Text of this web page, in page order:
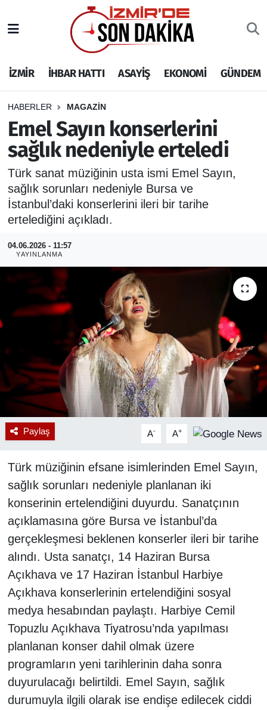
İZMİR İHBAR HATTI ASAYİŞ EKONOMİ GÜNDEM
HABERLER MAGAZİN
Emel Sayın konserlerini
sağlık nedeniyle erteledi
Türk sanat müziğinin usta ismi Emel Sayın,
sağlık sorunları nedeniyle Bursa ve
İstanbul’daki konserlerini ileri bir tarihe
ertelediğini açıkladı.
04.06.2026 - 11:57
YAYINLANMA
Paylaş A- A+
Türk müziğinin efsane isimlerinden Emel Sayın,
sağlık sorunları nedeniyle planlanan iki
konserinin ertelendiğini duyurdu. Sanatçının
açıklamasına göre Bursa ve İstanbul’da
gerçekleşmesi beklenen konserler ileri bir tarihe
alındı. Usta sanatçı, 14 Haziran Bursa
Açıkhava ve 17 Haziran İstanbul Harbiye
Açıkhava konserlerinin ertelendiğini sosyal
medya hesabından paylaştı. Harbiye Cemil
Topuzlu Açıkhava Tiyatrosu’nda yapılması
planlanan konser dahil olmak üzere
programların yeni tarihlerinin daha sonra
duyurulacağı belirtildi. Emel Sayın, sağlık
durumuyla ilgili olarak ise endişe edilecek ciddi
İHBAR HATTI
DEPREM
GENEL
EKONOMİ
SİYASET
SPOR
ASAYİŞ
RESMİ REKLAM
İzmir Nöbetçi Eczaneler
İzmir Hava Durumu
İzmir Namaz Vakitleri
İzmir Trafik Yoğunluk Haritası
Puan Durumu ve Fikstür
Tüm Manşetler
Son Dakika Haberleri
Haber Arşivi